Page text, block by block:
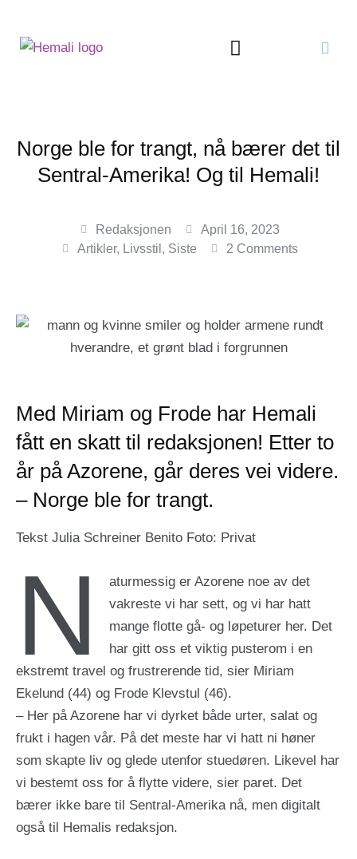
Norge ble for trangt, nå bærer det til
Sentral-Amerika! Og til Hemali!
Redaksjonen
April 16, 2023
Artikler, Livsstil , Siste 2 Comments
Med Miriam og Frode har Hemali
fått en skatt til redaksjonen! Etter to
år på Azorene, går deres vei videre.
– Norge ble for trangt.
Tekst Julia Schreiner Benito Foto: Privat
N
aturmessig er Azorene noe av det
vakreste vi har sett, og vi har hatt
mange flotte gå- og løpeturer her. Det
har gitt oss et viktig pusterom i en
ekstremt travel og frustrerende tid, sier Miriam
Ekelund (44) og Frode Klevstul (46).
– Her på Azorene har vi dyrket både urter, salat og
frukt i hagen vår. På det meste har vi hatt ni høner
som skapte liv og glede utenfor stuedøren. Likevel har
vi bestemt oss for å flytte videre, sier paret. Det
bærer ikke bare til Sentral-Amerika nå, men digitalt
også til Hemalis redaksjon.